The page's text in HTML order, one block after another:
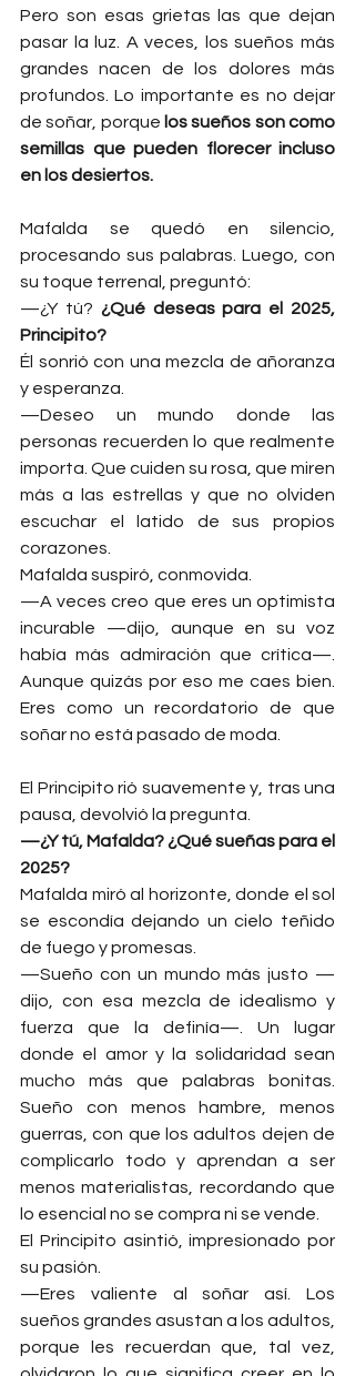
Pero son esas grietas las que dejan
pasar la luz. A veces, los sueños más
grandes nacen de los dolores más
profundos. Lo importante es no dejar
de soñar, porque los sueños son como
semillas que pueden florecer incluso
en los desiertos.
Mafalda se quedó en silencio,
procesando sus palabras. Luego, con
su toque terrenal, preguntó:
—¿Y tú? ¿Qué deseas para el 2025,
Principito?
Él sonrió con una mezcla de añoranza
y esperanza.
—Deseo un mundo donde las
personas recuerden lo que realmente
importa. Que cuiden su rosa, que miren
más a las estrellas y que no olviden
escuchar el latido de sus propios
corazones.
Mafalda suspiró, conmovida.
—A veces creo que eres un optimista
incurable —dijo, aunque en su voz
había más admiración que crítica—.
Aunque quizás por eso me caes bien.
Eres como un recordatorio de que
soñar no está pasado de moda.
El Principito rió suavemente y, tras una
pausa, devolvió la pregunta.
—¿Y tú, Mafalda? ¿Qué sueñas para el
2025?
Mafalda miró al horizonte, donde el sol
se escondía dejando un cielo teñido
de fuego y promesas.
—Sueño con un mundo más justo —
dijo, con esa mezcla de idealismo y
fuerza que la definía—. Un lugar
donde el amor y la solidaridad sean
mucho más que palabras bonitas.
Sueño con menos hambre, menos
guerras, con que los adultos dejen de
complicarlo todo y aprendan a ser
menos materialistas, recordando que
lo esencial no se compra ni se vende.
El Principito asintió, impresionado por
su pasión.
—Eres valiente al soñar así. Los
sueños grandes asustan a los adultos,
porque les recuerdan que, tal vez,